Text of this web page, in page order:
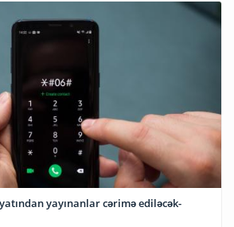
yayınanlar cərimə ediləcək-